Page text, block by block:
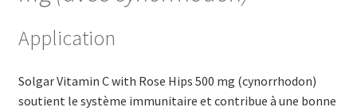
Application
Solgar Vitamin C with Rose Hips 500 mg (cynorrhodon)
soutient le système immunitaire et contribue à une bonne